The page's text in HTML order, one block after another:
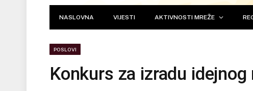
NASLOVNA VIJESTI AKTIVNOSTI MREŽE
POSLOVI
Konkurs za izradu idejnog